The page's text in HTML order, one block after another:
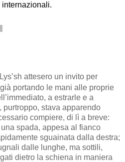
attesero un invito per
portando le mani alle proprie
a estrarle e a
purtroppo, stava apparendo
compiere, di lì a breve:
una spada, appesa al fianco
sguainata dalla destra;
dalle lunghe, ma sottili,
dietro la schiena in maniera